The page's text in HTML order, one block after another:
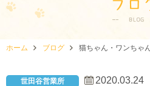
ホーム ブログ 猫ちゃん・ワンちゃ
世田谷営業所 2020.03.24